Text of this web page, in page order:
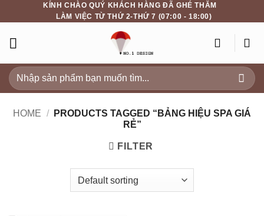
to
content
KÍNH CHÀO QUÝ KHÁCH HÀNG ĐÃ GHÉ THĂM
LÀM VIỆC TỪ THỨ 2-THỨ 7 (07:00 - 18:00)
Search
for:
HOME /
PRODUCTS TAGGED “BẢNG HIỆU SPA GIÁ
RẺ”
FILTER